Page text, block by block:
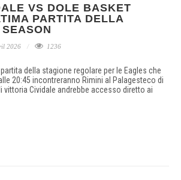
VS DOLE BASKET
PARTITA DELLA
2026 1236
della stagione regolare per le Eagles che
20:45 incontreranno Rimini al Palagesteco di
vittoria Cividale andrebbe accesso diretto ai